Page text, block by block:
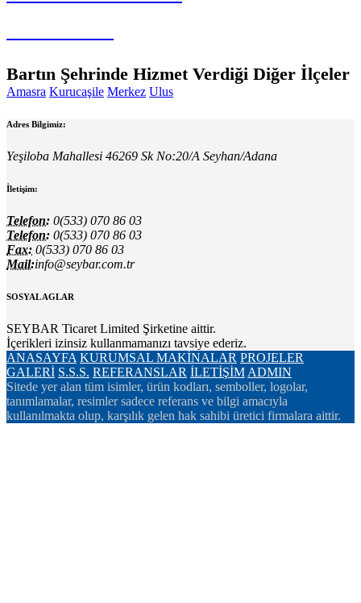
Bartın Şehrinde Hizmet Verdiği Diğer İlçeler
Amasra Kurucaşile Merkez Ulus
Adres Bilgimiz:
Yeşiloba Mahallesi 46269 Sk No:20/A Seyhan/Adana
İletişim:
Telefon: 0(533) 070 86 03
Telefon: 0(533) 070 86 03
Fax: 0(533) 070 86 03
Mail:info@seybar.com.tr
SOSYAL AGLAR
SEYBAR Ticaret Limited Şirketine aittir.
İçerikleri izinsiz kullanmamanızı tavsiye ederiz.
ANASAYFA KURUMSAL MAKİNALAR PROJELER
GALERİ S.S.S. REFERANSLAR İLETİŞİM ADMIN
Sitede yer alan tüm isimler, ürün kodları, semboller, logolar,
tanımlamalar, resimler sadece referans ve bilgi amacıyla
kullanılmakta olup, karşılık gelen hak sahibi üretici firmalara aittir.